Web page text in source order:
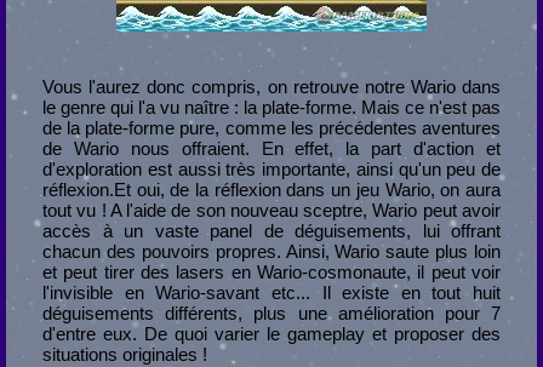
Vous l'aurez donc compris, on retrouve notre Wario dans
le genre qui l'a vu naître : la plate-forme. Mais ce n'est pas
de la plate-forme pure, comme les précédentes aventures
de Wario nous offraient. En effet, la part d'action et
d'exploration est aussi très importante, ainsi qu'un peu de
réflexion.Et oui, de la réflexion dans un jeu Wario, on aura
tout vu ! A l'aide de son nouveau sceptre, Wario peut avoir
accès à un vaste panel de déguisements, lui offrant
chacun des pouvoirs propres. Ainsi, Wario saute plus loin
et peut tirer des lasers en Wario-cosmonaute, il peut voir
l'invisible en Wario-savant etc... Il existe en tout huit
déguisements différents, plus une amélioration pour 7
d'entre eux. De quoi varier le gameplay et proposer des
situations originales !